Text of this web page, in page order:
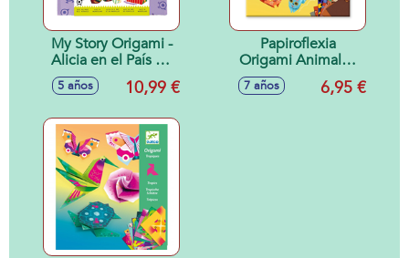
My Story Origami -
Alicia en el País de
las Maravillas
5 años 10,99 €
Papiroflexia
Origami Animales
saltarines
7 años 6,95 €